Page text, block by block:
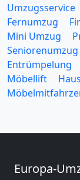
Umzugsservice
Fernumzug
Mini Umzug
Seniorenumzug
Entrümpelung
Möbellift
Europa-